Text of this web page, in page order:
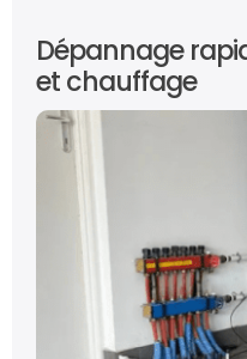
Dépannage
et chauffage